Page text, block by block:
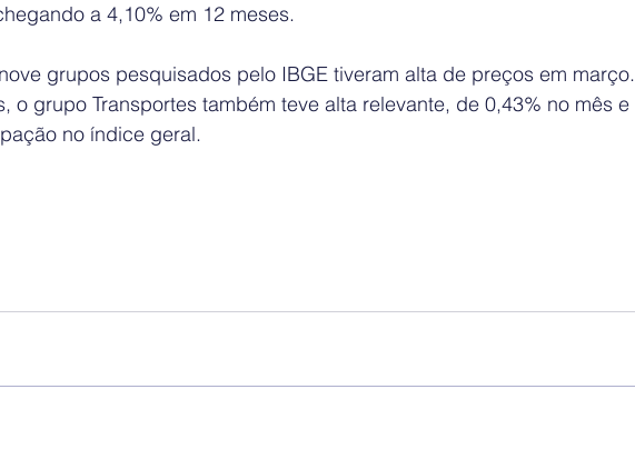
a 4,10% em 12 meses.
grupos pesquisados pelo IBGE tiveram alta de preços em março.
o grupo Transportes também teve alta relevante, de 0,43% no mês e
no índice geral.